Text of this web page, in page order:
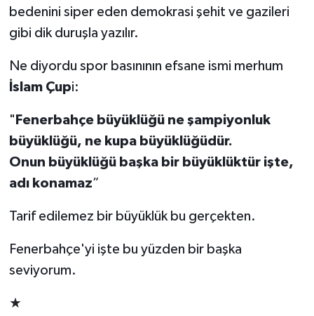
bedenini siper eden demokrasi şehit ve gazileri
gibi dik duruşla yazılır.
Ne diyordu spor basınının efsane ismi merhum
İslam Çupi:
" Fenerbahçe büyüklüğü ne şampiyonluk
büyüklüğü, ne kupa büyüklüğüdür.
Onun büyüklüğü başka bir büyüklüktür işte,
adı konamaz”
Tarif edilemez bir büyüklük bu gerçekten.
Fenerbahçe'yi işte bu yüzden bir başka
seviyorum.
★